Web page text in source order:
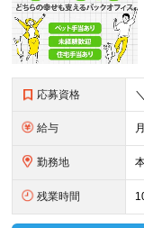
応募資格
給与
勤務地
残業時間